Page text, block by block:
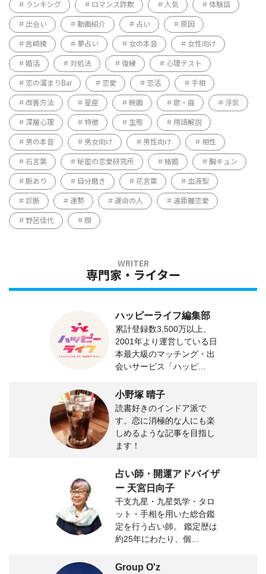
ランキング ロマンス詐欺 人気 体験談
出会い 動画紹介 占い 原因
吉崎綾 夢占い 女の本音 女性向け
婚活 対処法 復縁 心理テスト
恋の溜まりBar 恋愛 恋活 手相
改善方法 星座 映画 歌・曲 浮気
深層心理 特徴 生態 用語解説
男の本音 男女向け 男性向け 相性
石言葉 秘密の恋愛研究所 結婚 胸キュン
脈あり 自分磨き 花言葉 血液型
診断 運勢 運命の人 遠距離恋愛
野呂佳代 顔
専門家・ライター
ハッピーライフ編集部
累計登録数3,500万以上、
2001年より運営している日
本最大級のマッチング・出
会いサービス「ハッピ...
小野塚 晴子
読書好きのインドア派で
す。恋に消極的な人にも楽
しめるような記事を目指し
ます！
占い師・開運アドバイザ
ー 天宮日向子
干支九星・九星気学・タロ
ット・手相を用いた総合鑑
定を行う占い師。 鑑定歴は
約25年にわたり、個...
Group O'z